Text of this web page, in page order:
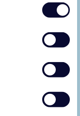
Ranua